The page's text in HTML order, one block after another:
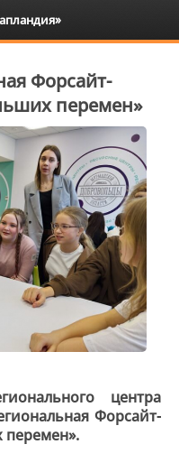
Форсайт-
перемен»
центра
Форсайт-
перемен».